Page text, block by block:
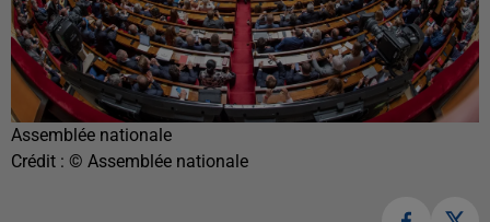
Assemblée nationale
Crédit : © Assemblée nationale